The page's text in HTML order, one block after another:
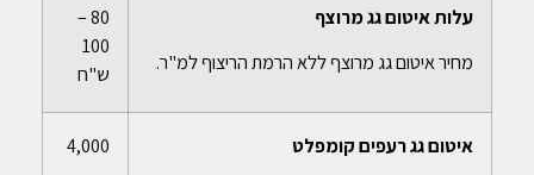
עלות איטום גג מרוצף
מחיר איטום גג מרוצף ללא הרמת הריצוף למ"ר.
80 –
100
ש"ח
איטום גג רעפים קומפלט
4,000